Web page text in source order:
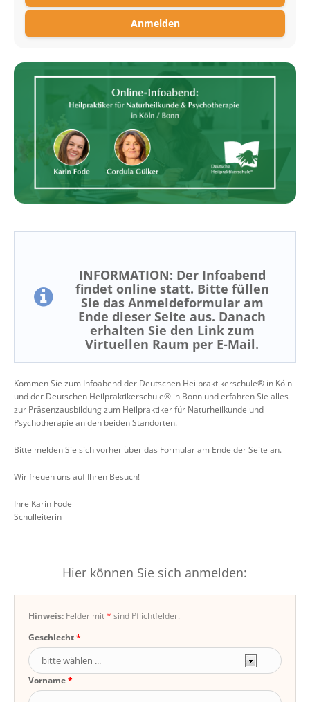
Anmelden
INFORMATION: Der Infoabend
findet online statt. Bitte füllen
Sie das Anmeldeformular am
Ende dieser Seite aus. Danach
erhalten Sie den Link zum
Virtuellen Raum per E-Mail.
Kommen Sie zum Infoabend der Deutschen Heilpraktikerschule® in Köln
und der Deutschen Heilpraktikerschule® in Bonn und erfahren Sie alles
zur Präsenzausbildung zum Heilpraktiker für Naturheilkunde und
Psychotherapie an den beiden Standorten.
Bitte melden Sie sich vorher über das Formular am Ende der Seite an.
Wir freuen uns auf Ihren Besuch!
Ihre Karin Fode
Schulleiterin
Hier können Sie sich anmelden:
Hinweis: Felder mit* sind Pflichtfelder.
Geschlecht
Vorname